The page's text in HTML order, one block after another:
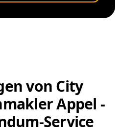
von City
Appel -
Service